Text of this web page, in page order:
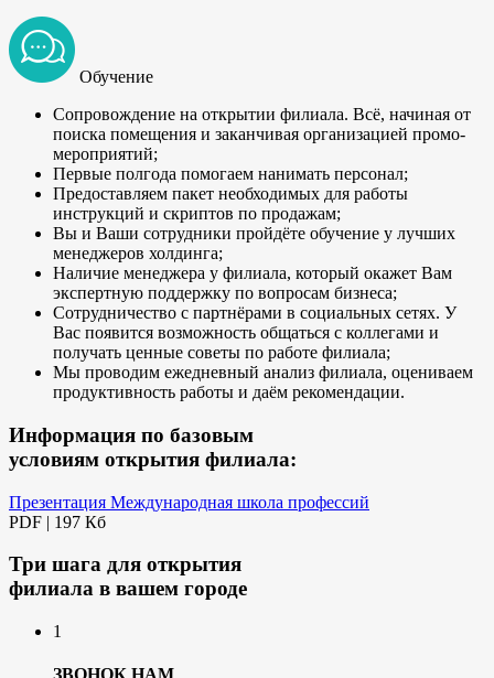
Обучение
Сопровождение на открытии филиала. Всё, начиная от
поиска помещения и заканчивая организацией промо-
мероприятий;
Первые полгода помогаем нанимать персонал;
Предоставляем пакет необходимых для работы
инструкций и скриптов по продажам;
Вы и Ваши сотрудники пройдёте обучение у лучших
менеджеров холдинга;
Наличие менеджера у филиала, который окажет Вам
экспертную поддержку по вопросам бизнеса;
Сотрудничество с партнёрами в социальных сетях. У
Вас появится возможность общаться с коллегами и
получать ценные советы по работе филиала;
Мы проводим ежедневный анализ филиала, оцениваем
продуктивность работы и даём рекомендации.
Информация по базовым
условиям открытия филиала:
Презентация Международная школа профессий
PDF | 197 Кб
Три шага для открытия
филиала в вашем городе
1